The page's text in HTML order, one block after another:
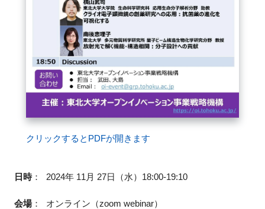
クリックするとPDFが開きます
日時： 2024年 11月 27日（水）18:00-19:10
会場： オンライン（zoom webinar）